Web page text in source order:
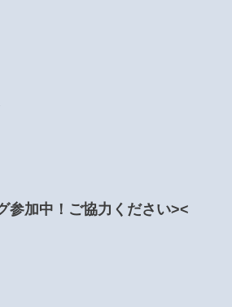
参加中！ご協力ください><